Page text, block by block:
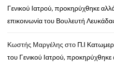
Γενικού Ιατρού, προκηρύχθηκε
επικοινωνία του Βουλευτή
Κωστής Μαργέλης στο Π.Ι
του Γενικού Ιατρού,